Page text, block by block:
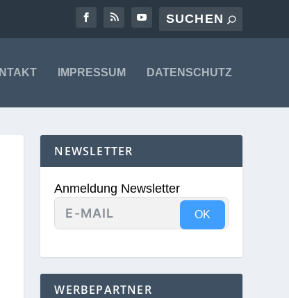
IMPRESSUM DATENSCHUTZ
NEWSLETTER
Anmeldung Newsletter
OK
WERBEPARTNER